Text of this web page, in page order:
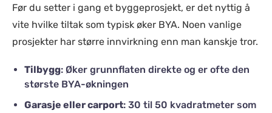
Før du setter i gang et byggeprosjekt, er det nyttig å
vite hvilke tiltak som typisk øker BYA. Noen vanlige
prosjekter har større innvirkning enn man kanskje tror.
Tilbygg: Øker grunnflaten direkte og er ofte den
største BYA-økningen
Garasje eller carport: 30 til 50 kvadratmeter som